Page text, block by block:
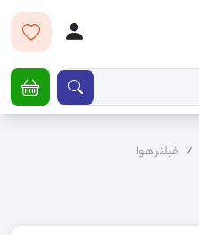
فیلتر هوا